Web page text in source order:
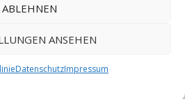
ABLEHNEN
ANSEHEN
DatenschutzImpressum